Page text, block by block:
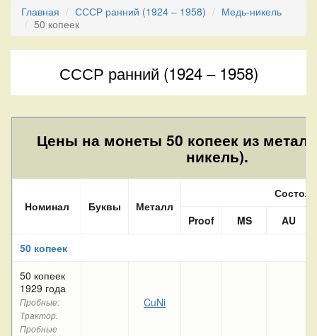
Главная СССР ранний (1924 – 1958)
Медь-никель
50 копеек
СССР ранний (1924 – 1958)
Цены на монеты 50 копеек из
никель).
Номинал Буквы Металл
Proof
MS
AU
50 копеек
50 копеек
1929 года
Пробные:
Трактор.
Пробные
CuNi